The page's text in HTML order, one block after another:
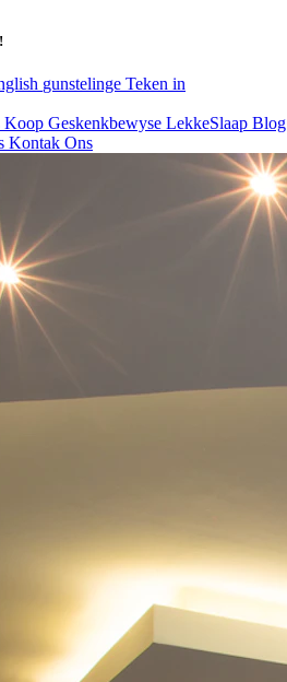
gunstelinge Teken in
Koop Geskenkbewyse LekkeSlaap Blog
Kontak Ons